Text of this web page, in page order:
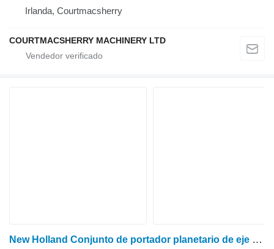
Irlanda, Courtmacsherry
COURTMACSHERRY MACHINERY LTD
New Holland Conjunto de portador planetario de eje trasero T6070 Plus 47123854, 47123857 para tractor de ruedas